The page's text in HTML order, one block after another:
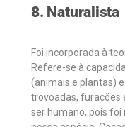
8. Naturalista
Foi incorporada à
Refere-se à
(animais e plantas)
trovoadas, furacões
ser humano, pois foi